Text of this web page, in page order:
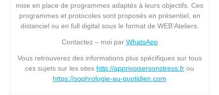
mise en place de programmes adaptés à leurs objectifs. Ces
programmes et protocoles sont proposés en présentiel, en
distanciel ou en full digital sous le format de WEB’Ateliers.
Contactez – moi par WhatsApp
Vous retrouverez des informations plus spécifiques sur tous
ces sujets sur les sites http://apprivoisersonstress.fr ou
https://sophrologie-au-quotidien.com